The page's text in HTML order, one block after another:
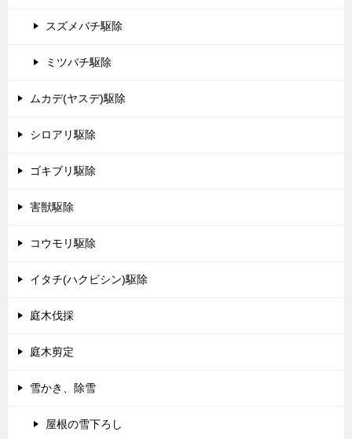
スズメバチ駆除
ミツバチ駆除
ムカデ(ヤスデ)駆除
シロアリ駆除
ゴキブリ駆除
害獣駆除
コウモリ駆除
イタチ(ハクビシン)駆除
庭木伐採
庭木剪定
雪かき、除雪
屋根の雪下ろし